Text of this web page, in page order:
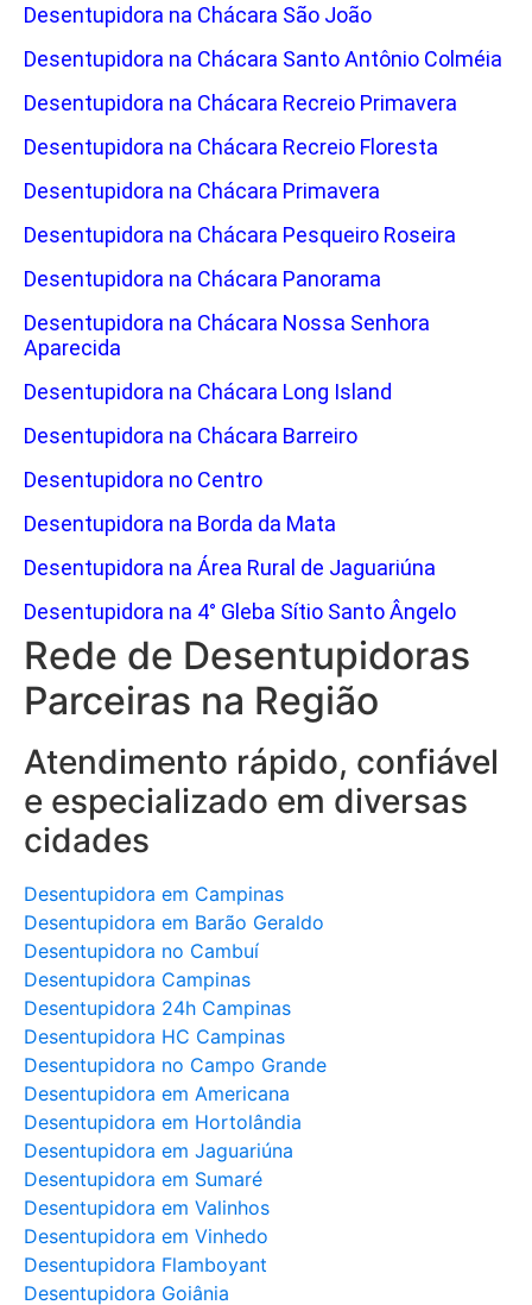
Desentupidora na Chácara São João
Desentupidora na Chácara Santo Antônio Colméia
Desentupidora na Chácara Recreio Primavera
Desentupidora na Chácara Recreio Floresta
Desentupidora na Chácara Primavera
Desentupidora na Chácara Pesqueiro Roseira
Desentupidora na Chácara Panorama
Desentupidora na Chácara Nossa Senhora
Aparecida
Desentupidora na Chácara Long Island
Desentupidora na Chácara Barreiro
Desentupidora no Centro
Desentupidora na Borda da Mata
Desentupidora na Área Rural de Jaguariúna
Desentupidora na 4° Gleba Sítio Santo Ângelo
Rede de Desentupidoras
Parceiras na Região
Atendimento rápido, confiável
e especializado em diversas
cidades
Desentupidora em Campinas
Desentupidora em Barão Geraldo
Desentupidora no Cambuí
Desentupidora Campinas
Desentupidora 24h Campinas
Desentupidora HC Campinas
Desentupidora no Campo Grande
Desentupidora em Americana
Desentupidora em Hortolândia
Desentupidora em Jaguariúna
Desentupidora em Sumaré
Desentupidora em Valinhos
Desentupidora em Vinhedo
Desentupidora Flamboyant
Desentupidora Goiânia